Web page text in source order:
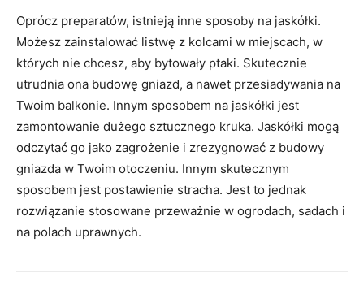
Oprócz preparatów, istnieją inne sposoby na jaskółki.
Możesz zainstalować listwę z kolcami w miejscach, w
których nie chcesz, aby bytowały ptaki. Skutecznie
utrudnia ona budowę gniazd, a nawet przesiadywania na
Twoim balkonie. Innym sposobem na jaskółki jest
zamontowanie dużego sztucznego kruka. Jaskółki mogą
odczytać go jako zagrożenie i zrezygnować z budowy
gniazda w Twoim otoczeniu. Innym skutecznym
sposobem jest postawienie stracha. Jest to jednak
rozwiązanie stosowane przeważnie w ogrodach, sadach i
na polach uprawnych.